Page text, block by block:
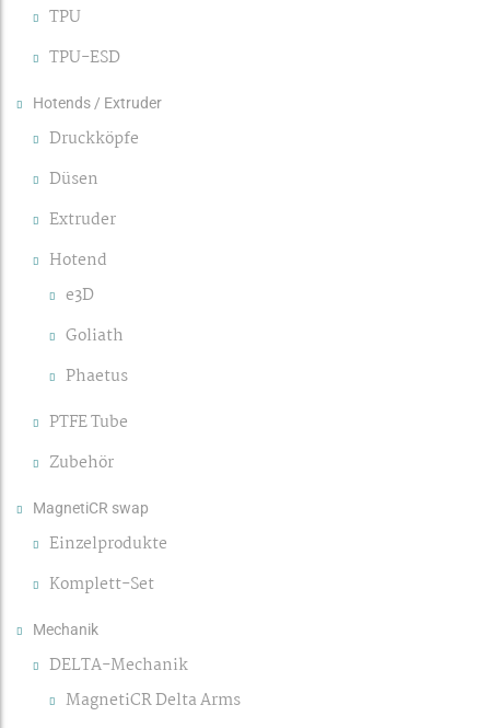
TPU
TPU-ESD
Hotends / Extruder
Druckköpfe
Düsen
Extruder
Hotend
e3D
Goliath
Phaetus
PTFE Tube
Zubehör
MagnetiCR swap
Einzelprodukte
Komplett-Set
Mechanik
DELTA-Mechanik
MagnetiCR Delta Arms